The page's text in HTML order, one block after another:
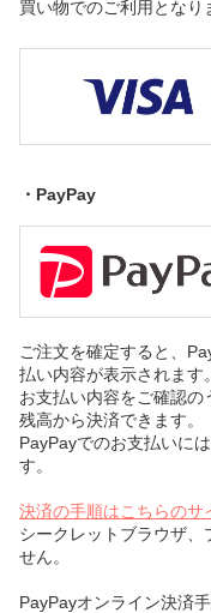
買い物でのご利用となり
・PayPay
ご注文を確定すると、
払い内容が表示されます。
お支払い内容をご確認
残高から決済できます。
PayPayでのお支払いに
す。
決済の手順はこちらのサ
シークレットブラウザ、
せん。
PayPayオンライン決済